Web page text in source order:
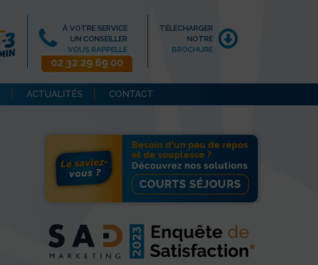
À VOTRE SERVICE
UN CONSEILLER
VOUS RAPPELLE
02 32 29 69 00
TÉLÉCHARGER
NOTRE
BROCHURE
ACTUALITÉS CONTACT